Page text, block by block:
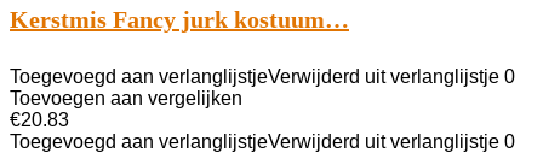
Kerstmis Fancy jurk kostuum…
Toegevoegd aan verlanglijstjeVerwijderd uit verlanglijstje 0
Toevoegen aan vergelijken
€20.83
Toegevoegd aan verlanglijstjeVerwijderd uit verlanglijstje 0